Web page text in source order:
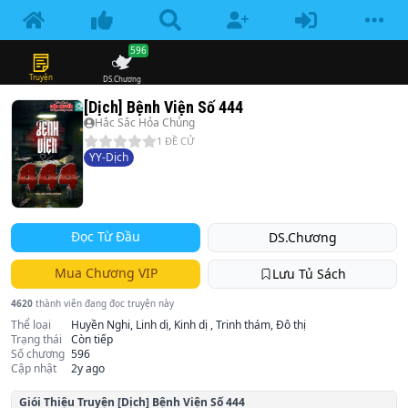
Truyện DS.Chương
596
[Dịch] Bệnh Viện Số 444
Hắc Sắc Hỏa Chủng
1 ĐỀ CỬ
YY-Dịch
Đọc Từ Đầu DS.Chương
Mua Chương VIP Lưu Tủ Sách
4620 thành viên đang đọc truyện này
Thể loại
Huyền Nghi, Linh dị, Kinh dị , Trinh thám, Đô thị
Trạng thái
Còn tiếp
Số chương 596
Cập nhật
2y ago
Giói Thiệu Truyện [Dịch] Bệnh Viện Số 444